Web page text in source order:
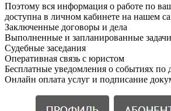
Поэтому вся информация о работе по
доступна в личном кабинете на нашем
Заключенные договоры и дела
Выполненные и запланированные задачи
Судебные заседания
Оперативная связь с юристом
Бесплатные уведомления о событиях по
Онлайн оплата услуг и подписание